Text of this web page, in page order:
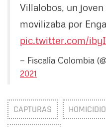
Villalobos, un
movilizaba por
pic.twitter.com/
— Fiscalía Colombia
2021
CAPTURAS